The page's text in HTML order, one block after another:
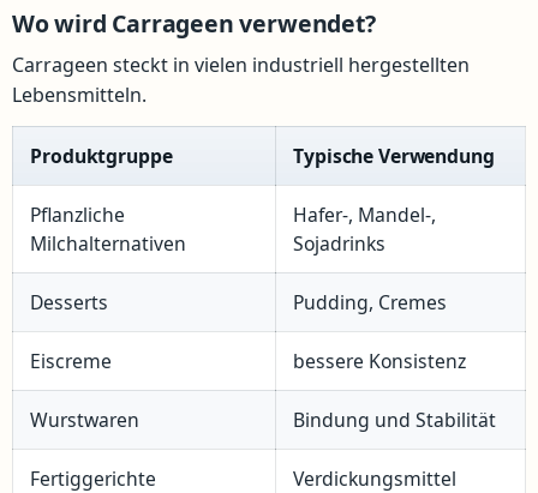
Wo wird Carrageen verwendet?
Carrageen steckt in vielen industriell hergestellten
Lebensmitteln.
Produktgruppe Typische Verwendung
Pflanzliche
Milchalternativen
Hafer-, Mandel-,
Sojadrinks
Desserts Pudding, Cremes
Eiscreme bessere Konsistenz
Wurstwaren Bindung und Stabilität
Fertiggerichte Verdickungsmittel